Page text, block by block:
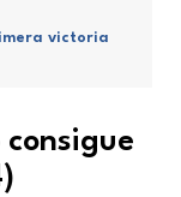
victoria
consigue